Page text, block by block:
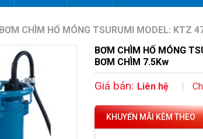
BƠM CHÌM HỐ MÓNG TSURUMI MODEL: KTZ
BƠM CHÌM HỐ MÓNG
BƠM CHÌM 7.5Kw
Giá bán: Liên hệ
KHUYẾN MÃI KÈM THEO